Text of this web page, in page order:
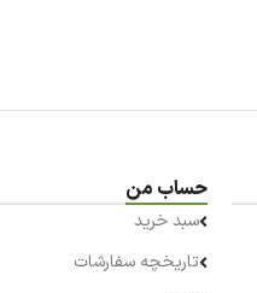
حساب من
سبد خرید
تاریخچه سفارشات